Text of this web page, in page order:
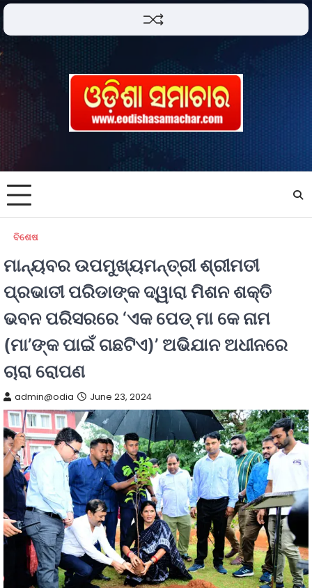
ବିଶେଷ
ମାନ୍ୟବର ଉପମୁଖ୍ୟମନ୍ତ୍ରୀ ଶ୍ରୀମତୀ
ପ୍ରଭାତୀ ପରିଡାଙ୍କ ଦ୍ୱାରା ମିଶନ ଶକ୍ତି
ଭବନ ପରିସରରେ ‘ଏକ ପେଡ୍‌ ମା କେ ନାମ
(ମା’ଙ୍କ ପାଇଁ ଗଛଟିଏ)’ ଅଭିଯାନ ଅଧୀନରେ
ଚାରା ରୋପଣ
admin@odia June 23, 2024